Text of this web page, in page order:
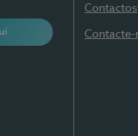
Contactos
Contacte-